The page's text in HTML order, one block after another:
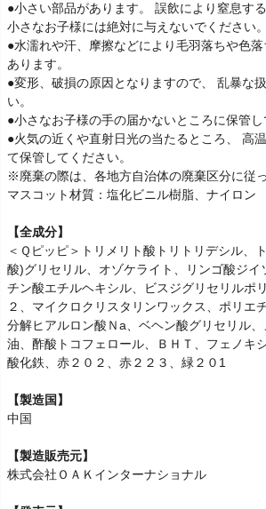
●小さい部品があります。 誤飲により窒息す
小さなお子様には絶対に与えないでください。
●水濡れや汗、摩擦などにより毛羽落ちや色
あります。
●変形、破損の原因となりますので、 乱暴な
い。
●小さなお子様の手の届かないところに保管し
●火気の近くや直射日光の当たるところ、 高
て保管してください。
※廃棄の際は、各地方自治体の廃棄区分に従
マスコット材質：塩化ビニル樹脂、ナイロン
【全成分】
＜Ｑピッピ＞トリメリト酸トリトリデシル、
酸)グリセリル、オゾケライト、リンゴ酸ジイ
チン酸エチルヘキシル、ビスジグリセリルポ
２、マイクロクリスタリンワックス、ポリエ
分解ヒアルロン酸Ｎa、ベヘン酸グリセリル
油、酢酸トコフェロール、ＢＨＴ、フェノキ
酸化鉄、赤２０２、赤２２３、緑２０1
【製造国】
中国
【製造販売元】
株式会社ＯＡＫインターナショナル